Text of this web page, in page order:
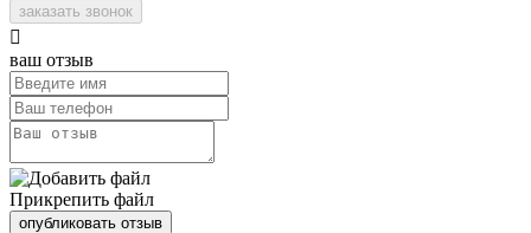
заказать звонок

ваш отзыв
Прикрепить файл
опубликовать отзыв